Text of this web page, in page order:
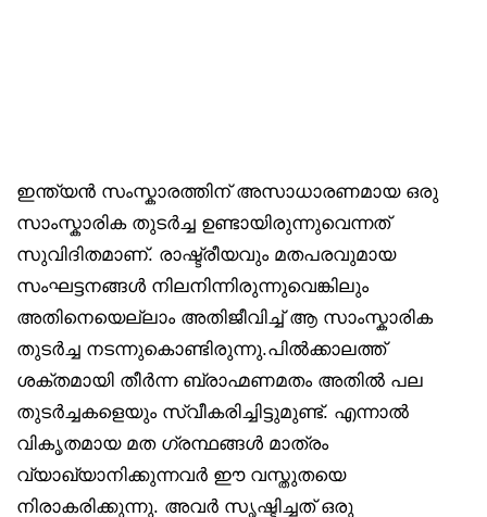
ഇന്ത്യൻ സംസ്കാരത്തിന് അസാധാരണമായ ഒരു
സാംസ്കാരിക തുടർച്ച ഉണ്ടായിരുന്നുവെന്നത്
സുവിദിതമാണ്. രാഷ്ട്രീയവും മതപരവുമായ
സംഘട്ടനങ്ങൾ നിലനിന്നിരുന്നുവെങ്കിലും
അതിനെയെല്ലാം അതിജീവിച്ച് ആ സാംസ്കാരിക
തുടർച്ച നടന്നുകൊണ്ടിരുന്നു.പിൽക്കാലത്ത്
ശക്തമായി തീർന്ന ബ്രാഹ്മണമതം അതിൽ പല
തുടർച്ചകളെയും സ്വീകരിച്ചിട്ടുമുണ്ട്. എന്നാൽ
വികൃതമായ മത ഗ്രന്ഥങ്ങൾ മാത്രം
വ്യാഖ്യാനിക്കുന്നവർ ഈ വസ്തുതയെ
നിരാകരിക്കുന്നു. അവർ സൃഷ്ടിച്ചത് ഒരു